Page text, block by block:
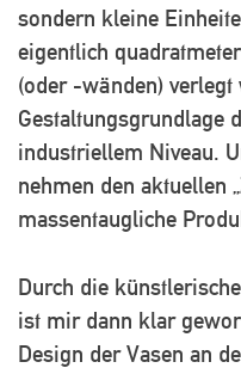
sondern kleine
eigentlich
(oder -wänden) verlegt
Gestaltungsgrundlage
industriellem Niveau.
nehmen den aktuellen
massentaugliche
Durch die
ist mir dann klar
Design der Vasen an